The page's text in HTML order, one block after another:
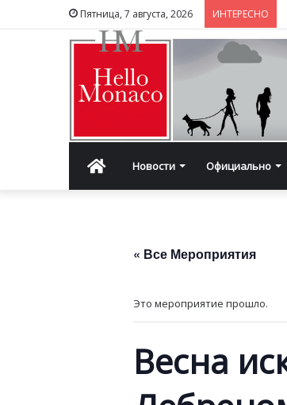
Пятница, 7 августа, 2026 ИНТЕРЕСНО
ГлавнаяНовости Официально
« Все Мероприятия
Это мероприятие прошло.
Весна